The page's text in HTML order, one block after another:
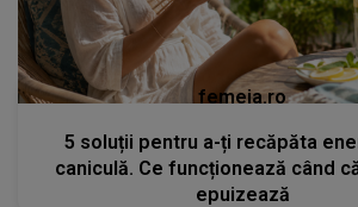
femeia.ro
5 soluții pentru a-ți recăpăta
caniculă. Ce funcționează când
epuizează